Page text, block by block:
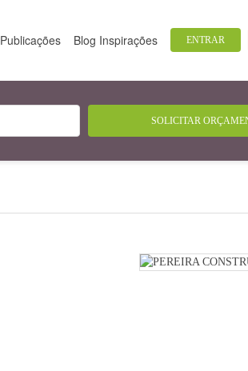
ENTRAR
Publicações Blog Inspirações